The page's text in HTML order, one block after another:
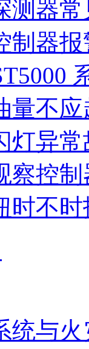
测器
器报
不应
灯异
控制
时不
与火